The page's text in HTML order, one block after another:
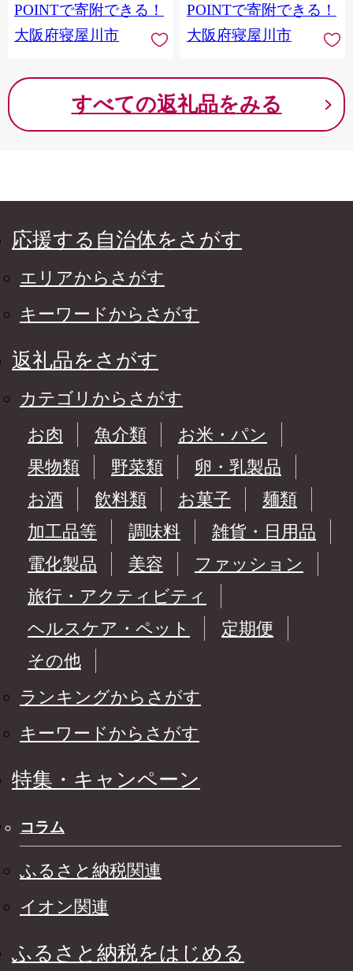
POINTで寄附できる！
大阪府寝屋川市
POINTで寄附できる！
大阪府寝屋川市
すべての返礼品をみる
応援する自治体をさがす
エリアからさがす
キーワードからさがす
返礼品をさがす
カテゴリからさがす
お肉
魚介類
お米・パン
果物類
野菜類
卵・乳製品
お酒
飲料類 お菓子
麺類
加工品等
調味料
雑貨・日用品
電化製品
美容
ファッション
旅行・アクティビティ
ヘルスケア・ペット
定期便
その他
ランキングからさがす
キーワードからさがす
特集・キャンペーン
コラム
ふるさと納税関連
イオン関連
ふるさと納税をはじめる